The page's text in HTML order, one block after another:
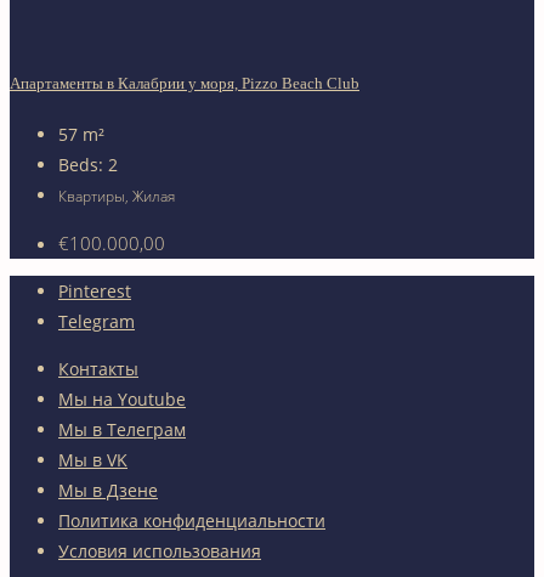
Апартаменты в Калабрии у моря, Pizzo Beach Club
57 m²
Beds: 2
Квартиры, Жилая
€100.000,00
Pinterest
Telegram
Контакты
Мы на Youtube
Мы в Телеграм
Мы в VK
Мы в Дзене
Политика конфиденциальности
Условия использования